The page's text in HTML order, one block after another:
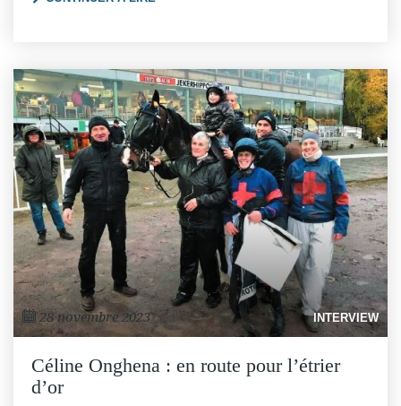
28 novembre 2023 INTERVIEW
Céline Onghena : en route pour l’étrier
d’or